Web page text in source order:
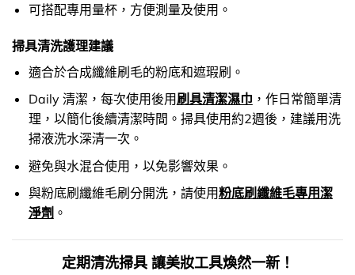
可搭配專用量杯，方便測量及使用。
掃具清洗護理建議
適合於合成纖維刷毛的粉底和遮瑕刷。
Daily 清潔，每次使用後用刷具清潔濕巾 ，作日常簡單清
理，以簡化後續清潔時間。掃具使用約2週後，建議用洗
掃液洗水深清一次。
避免與水混合使用，以免影響效果。
與粉底刷纖維毛刷分開洗，請使用粉底刷纖維毛專用潔
淨劑 。
定期清洗掃具 讓美妝工具煥然一新！